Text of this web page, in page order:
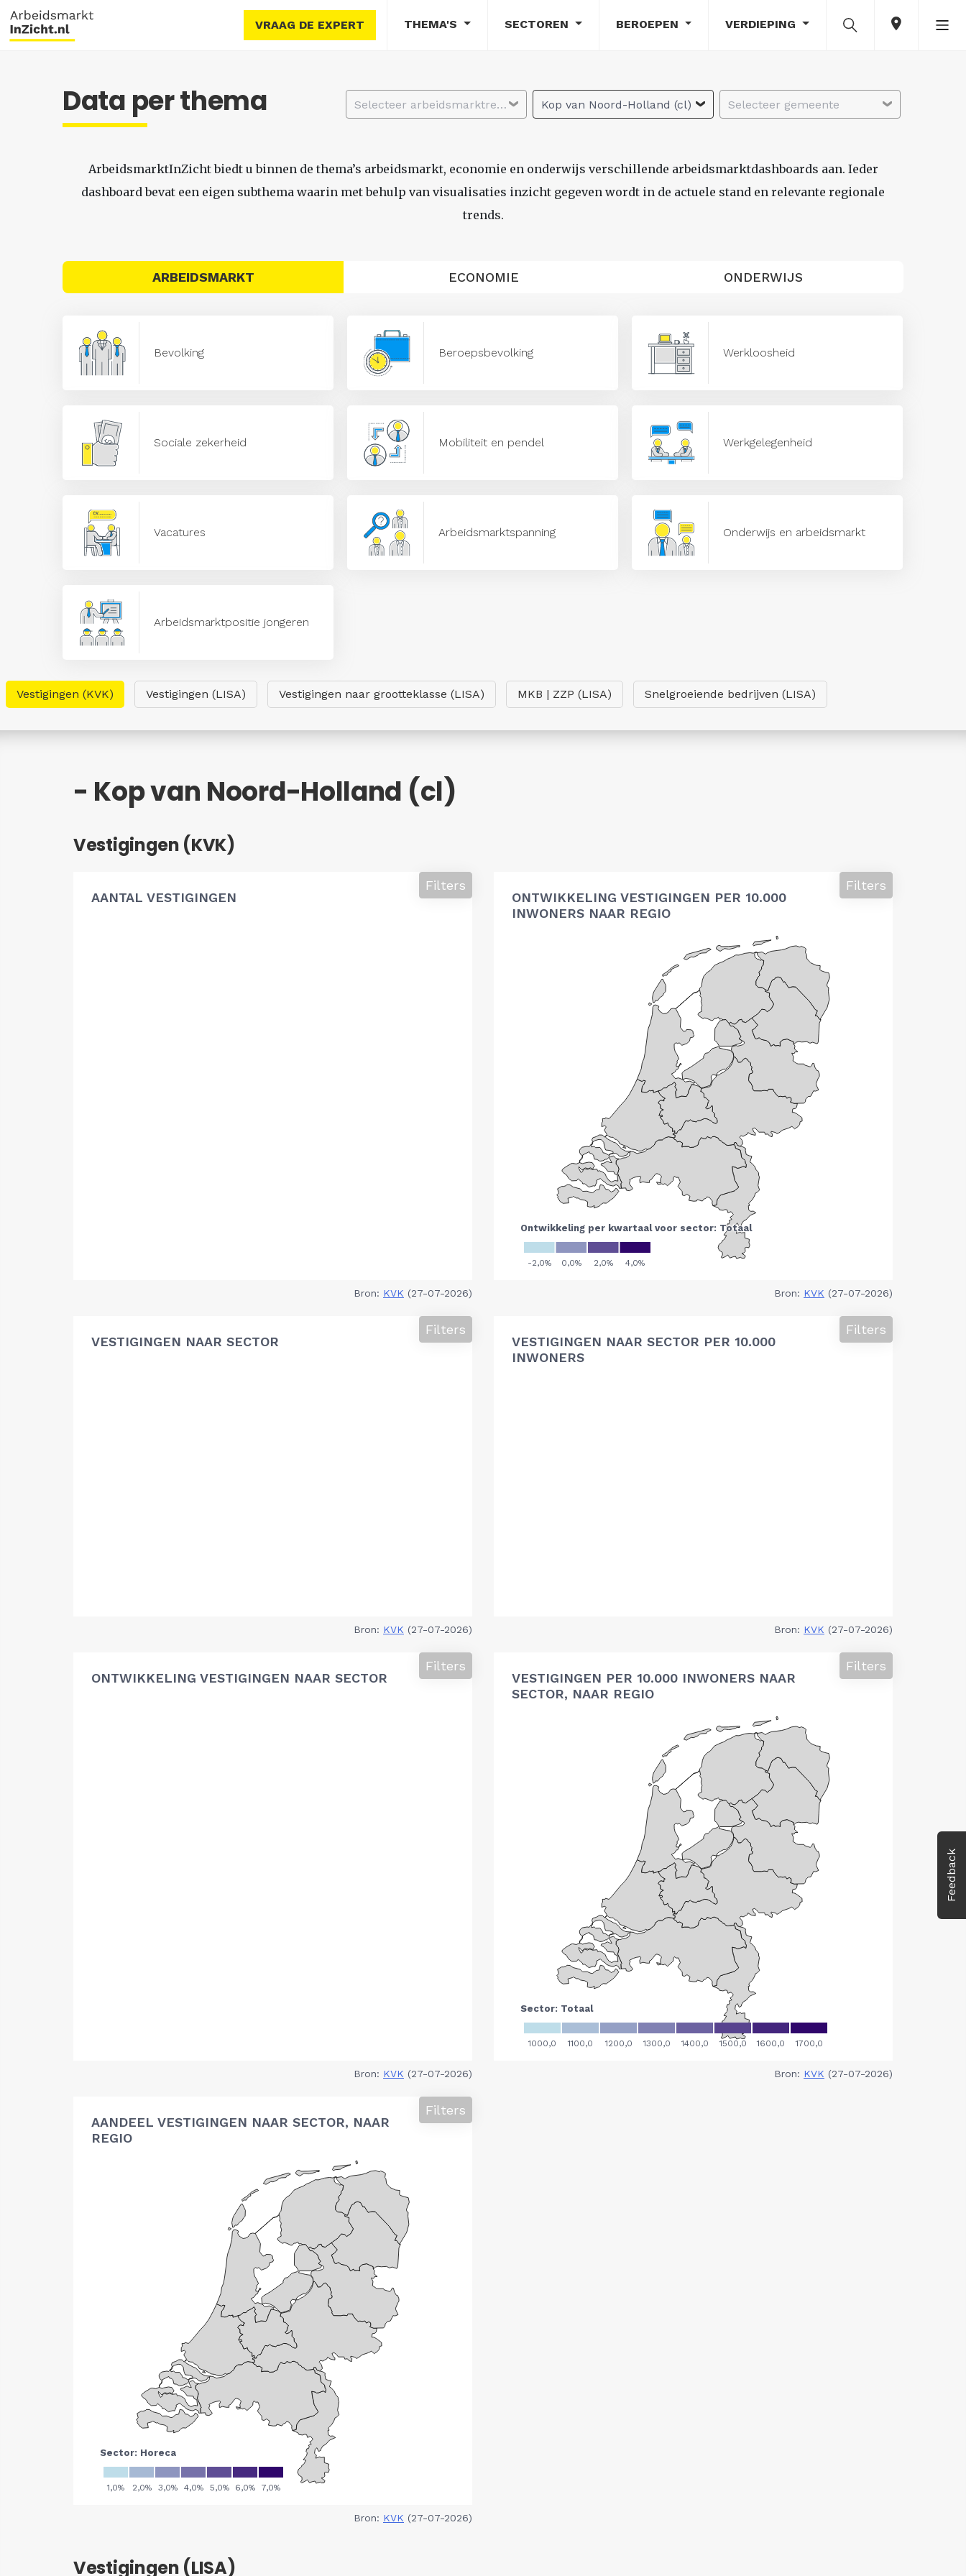
VRAAG DE EXPERT THEMA'S SECTOREN BEROEPEN VERDIEPING
Feedback
Data per thema Selecteer arbeidsmarktregio Kop van Noord-Holland (cl) Selecteer gemeente
ArbeidsmarktInZicht biedt u binnen de thema’s arbeidsmarkt, economie en onderwijs verschillende arbeidsmarktdashboards aan. Ieder
dashboard bevat een eigen subthema waarin met behulp van visualisaties inzicht gegeven wordt in de actuele stand en relevante regionale
trends.
ARBEIDSMARKT ECONOMIE ONDERWIJS
Bevolking Beroepsbevolking Werkloosheid
Sociale zekerheid Mobiliteit en pendel Werkgelegenheid
Vacatures Arbeidsmarktspanning Onderwijs en arbeidsmarkt
Arbeidsmarktpositie jongeren
Vestigingen (KVK) Vestigingen (LISA) Vestigingen naar grootteklasse (LISA) MKB | ZZP (LISA) Snelgroeiende bedrijven (LISA)
- Kop van Noord-Holland (cl)
Vestigingen (KVK)
AANTAL VESTIGINGEN
Filters
Bron: KVK (27-07-2026)
ONTWIKKELING VESTIGINGEN PER 10.000
INWONERS NAAR REGIO
Filters
Bron: KVK (27-07-2026)
VESTIGINGEN NAAR SECTOR
Filters
Bron: KVK (27-07-2026)
VESTIGINGEN NAAR SECTOR PER 10.000
INWONERS
Filters
Bron: KVK (27-07-2026)
ONTWIKKELING VESTIGINGEN NAAR SECTOR
Filters
Bron: KVK (27-07-2026)
VESTIGINGEN PER 10.000 INWONERS NAAR
SECTOR, NAAR REGIO
Filters
Bron: KVK (27-07-2026)
AANDEEL VESTIGINGEN NAAR SECTOR, NAAR
REGIO
Filters
Bron: KVK (27-07-2026)
Vestigingen (LISA)